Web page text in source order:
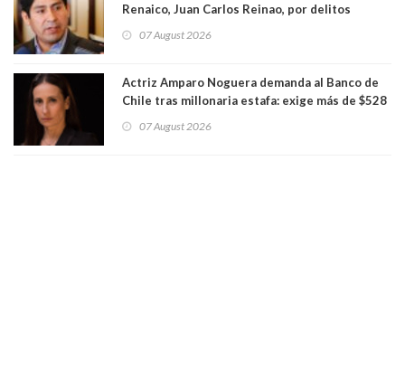
Renaico, Juan Carlos Reinao, por delitos
07 August 2026
Actriz Amparo Noguera demanda al Banco de
Chile tras millonaria estafa: exige más de $528
07 August 2026